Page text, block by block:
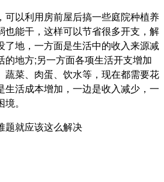
可以利用房前屋后搞一些庭院种植养
也能干，这样可以节省很多开支，解
了地，一方面是生活中的收入来源减
的地方;另一方面各项生活开支增加
蔬菜、肉蛋、饮水等，现在都需要花
生活成本增加，一边是收入减少，一
。